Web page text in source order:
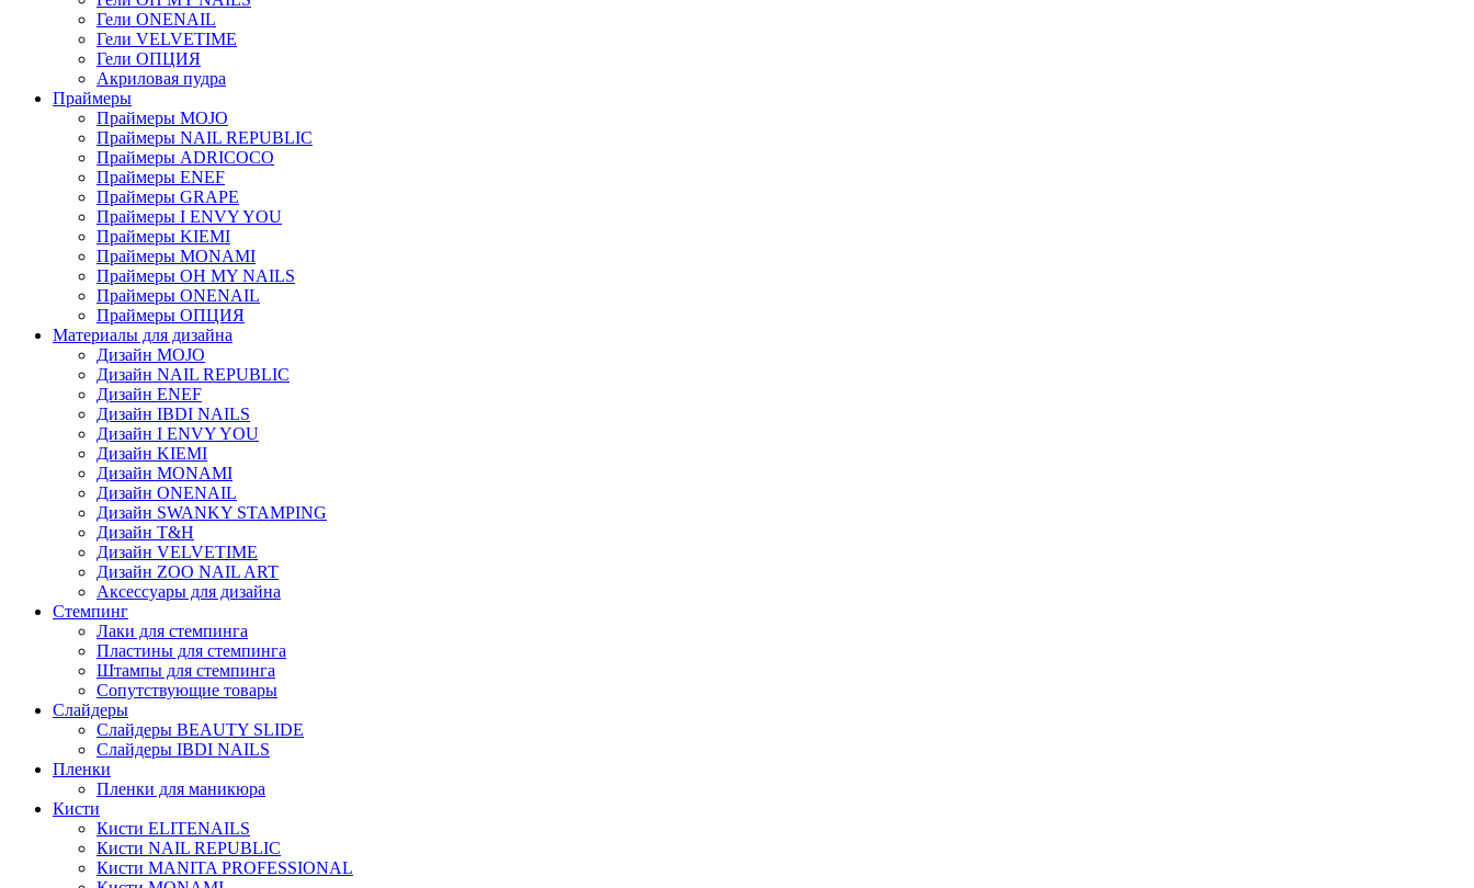
Гели ONENAIL
Гели VELVETIME
Гели ОПЦИЯ
Акриловая пудра
Праймеры
Праймеры MOJO
Праймеры NAIL REPUBLIC
Праймеры ADRICOCO
Праймеры ENEF
Праймеры GRAPE
Праймеры I ENVY YOU
Праймеры KIEMI
Праймеры MONAMI
Праймеры OH MY NAILS
Праймеры ONENAIL
Праймеры ОПЦИЯ
Материалы для дизайна
Дизайн MOJO
Дизайн NAIL REPUBLIC
Дизайн ENEF
Дизайн IBDI NAILS
Дизайн I ENVY YOU
Дизайн KIEMI
Дизайн MONAMI
Дизайн ONENAIL
Дизайн SWANKY STAMPING
Дизайн T&H
Дизайн VELVETIME
Дизайн ZOO NAIL ART
Аксессуары для дизайна
Стемпинг
Лаки для стемпинга
Пластины для стемпинга
Штампы для стемпинга
Сопутствующие товары
Слайдеры
Слайдеры BEAUTY SLIDE
Слайдеры IBDI NAILS
Пленки
Пленки для маникюра
Кисти
Кисти ELITENAILS
Кисти NAIL REPUBLIC
Кисти MANITA PROFESSIONAL